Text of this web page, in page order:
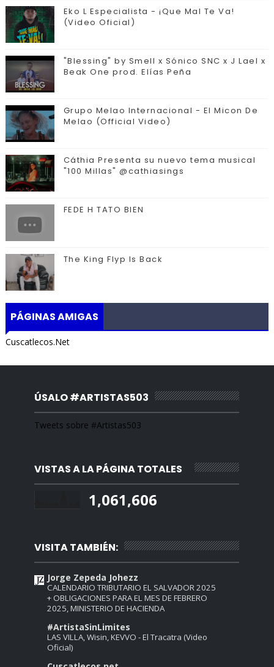
Eko L Especialista - ¡Que Mal Te Va!
(Video Oficial)
"Blessing" by Smell x Sónico SNC x J Lael x
Beak One prod. Elías Peña
Grupo Melao Internacional - El Micon De
Melao (Official Video)
Cáthia Presenta su nuevo tema musical
"100 Millas" @cathiasings
FEDE H TATO BIEN
The King Flyp Is Back
PÁGINAS AMIGAS
Cuscatlecos.Net
ÚSALO #ARTISTAS503
Tweets sobre #Artistas503
VISTAS A LA PÁGINA TOTALES
1,061,606
VISITA TAMBIÉN:
Jorge Zepeda Johezz
CALENDARIO TRIBUTARIO EL SALVADOR 2025
+ OBLIGACIONES PARA EL MES DE FEBRERO
2025, MINISTERIO DE HACIENDA
#ArtistaSinLimites
LAS VILLA, Wisin, KEVVO - El Tracatra (Video
Oficial)